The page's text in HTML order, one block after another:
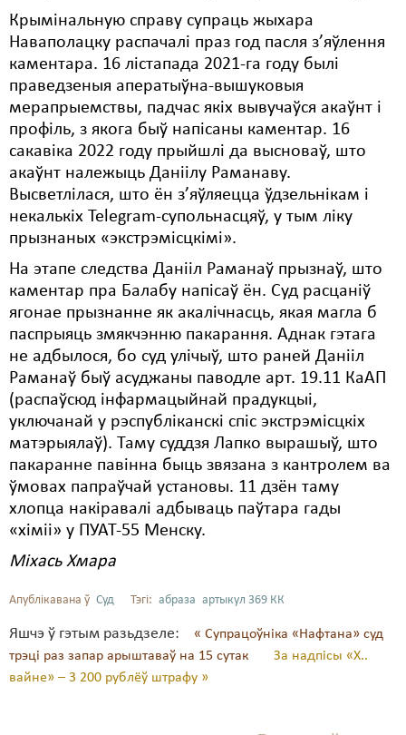
Крымінальную справу супраць жыхара
Наваполацку распачалі праз год пасля з’яўлення
каментара. 16 лістапада 2021-га году былі
праведзеныя аператыўна-вышуковыя
мерапрыемствы, падчас якіх вывучаўся акаўнт і
профіль, з якога быў напісаны каментар. 16
сакавіка 2022 году прыйшлі да высноваў, што
акаўнт належыць Даніілу Раманаву.
Высветлілася, што ён з’яўляецца ўдзельнікам і
некалькіх Telegram-супольнасцяў, у тым ліку
прызнаных «экстрэмісцкімі».
На этапе следства Данііл Раманаў прызнаў, што
каментар пра Балабу напісаў ён. Суд расцаніў
ягонае прызнанне як акалічнасць, якая магла б
паспрыяць змякчэнню пакарання. Аднак гэтага
не адбылося, бо суд улічыў, што раней Данііл
Раманаў быў асуджаны паводле арт. 19.11 КаАП
(распаўсюд інфармацыйнай прадукцыі,
уключанай у рэспубліканскі спіс экстрэмісцкіх
матэрыялаў). Таму суддзя Лапко вырашыў, што
пакаранне павінна быць звязана з кантролем ва
ўмовах папраўчай установы. 11 дзён таму
хлопца накіравалі адбываць паўтара гады
«хіміі» у ПУАТ-55 Менску.
Міхась Хмара
Апублікавана ў Суд Тэгі: абраза артыкул 369 КК
Яшчэ ў гэтым разьдзеле:
« Супрацоўніка «Нафтана» суд
трэці раз запар арыштаваў на 15 сутак
За надпісы «Х..
вайне» – 3 200 рублёў штрафу »
Суд
Сьмяротнае пакараньне
Экалёгія
Правы працоўных
Сацыяльныя правы